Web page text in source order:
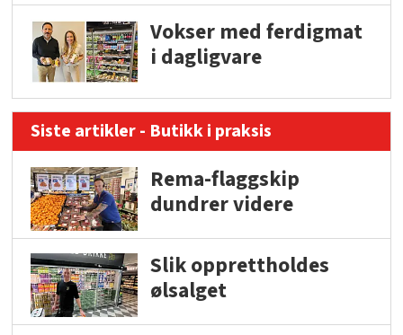
Vokser med ferdigmat
i dagligvare
Siste artikler - Butikk i praksis
Rema-flaggskip
dundrer videre
Slik opprettholdes
ølsalget